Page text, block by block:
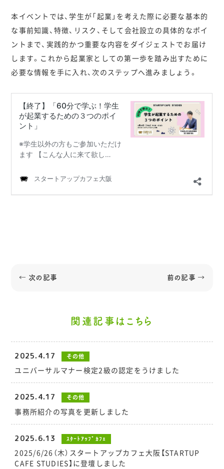
本イベントでは、学生が「起業」を考えた際に必要な基本的
な事前知識、特徴、リスク、そして会社設立の具体的なポイ
ントまで、実践的かつ重要な内容をダイジェストでお届け
します。これから起業家としての第一歩を踏み出すために
必要な情報を手に入れ、次のステップへ進みましょう。
← 次の記事 前の記事 →
関連記事はこちら
2025.4.17 その他
ユニバーサルマナー検定2級の認定をうけました
2025.4.17 その他
事務所紹介の写真を更新しました
2025.6.13 ｽﾀｰﾄｱｯﾌﾟｶﾌｪ
2025/6/26（木）スタートアップカフェ大阪【STARTUP
CAFE STUDIES】に登壇しました